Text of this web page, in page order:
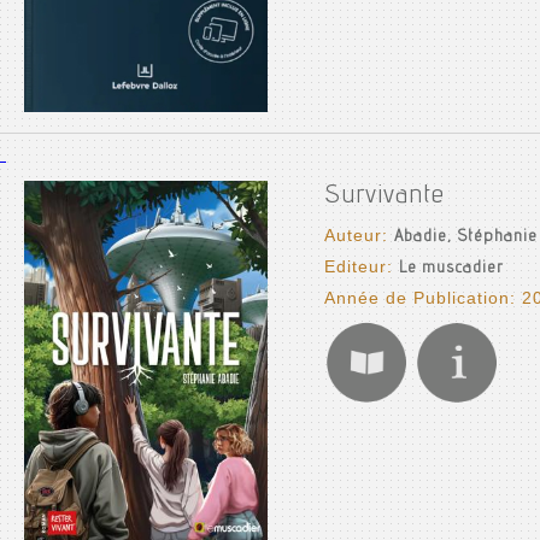
Survivante
Auteur:Abadie, Stéphanie
Editeur:Le muscadier
Année de Publication: